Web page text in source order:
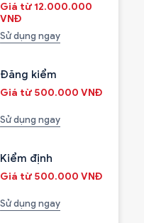
Giá từ 12.000.000
VNĐ
Sử dụng ngay
Đăng kiểm
Giá từ 500.000 VNĐ
Sử dụng ngay
Kiểm định
Giá từ 500.000 VNĐ
Sử dụng ngay